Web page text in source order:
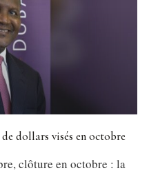
dollars visés en octobre
clôture en octobre : la